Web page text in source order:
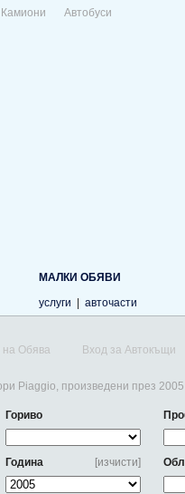
Камиони Автобуси
МАЛКИ ОБЯВИ
услуги
авточасти
на Обява Вход за Автокъщи
Piaggio, произведени през
Гориво
[изчисти]
Година